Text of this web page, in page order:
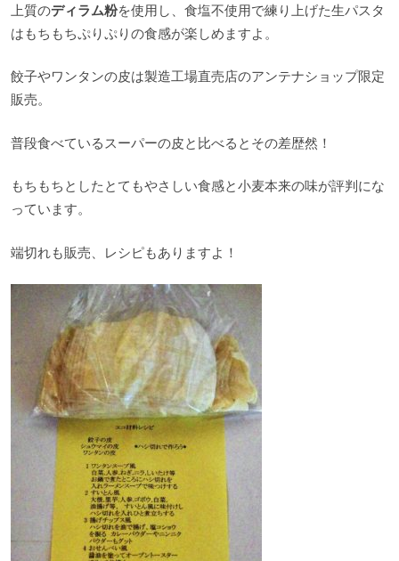
上質のディラム粉を使用し、食塩不使用で練り上げた生パスタ
はもちもちぷりぷりの食感が楽しめますよ。
餃子やワンタンの皮は製造工場直売店のアンテナショップ限定
販売。
普段食べているスーパーの皮と比べるとその差歴然！
もちもちとしたとてもやさしい食感と小麦本来の味が評判にな
っています。
端切れも販売、レシピもありますよ！